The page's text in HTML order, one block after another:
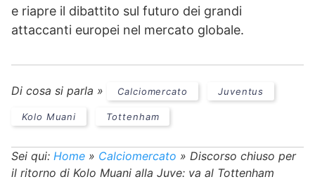
e riapre il dibattito sul futuro dei grandi
attaccanti europei nel mercato globale.
Di cosa si parla » Calciomercato Juventus
Kolo Muani Tottenham
Sei qui: Home » Calciomercato » Discorso chiuso per
il ritorno di Kolo Muani alla Juve: va al Tottenham